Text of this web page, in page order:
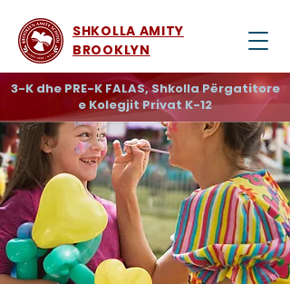
SHKOLLA AMITY
BROOKLYN
3-K dhe PRE-K FALAS, Shkolla Përgatitore
e Kolegjit Privat K-12